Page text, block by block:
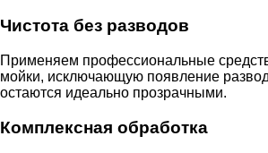
Чистота без разводов
Применяем профессиональные
мойки, исключающую появление
остаются идеально прозрачными.
Комплексная обработка